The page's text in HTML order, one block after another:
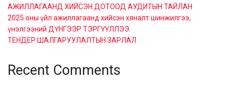
АЖИЛЛАГААНД ХИЙСЭН ДОТООД АУДИТЫН ТАЙЛАН
2025 оны үйл ажиллагаанд хийсэн хяналт шинжилгээ,
үнэлгээний ДҮНГЭЭР ТЭРГҮҮЛЛЭЭ.
ТЕНДЕР ШАЛГАРУУЛАЛТЫН ЗАРЛАЛ
Recent Comments